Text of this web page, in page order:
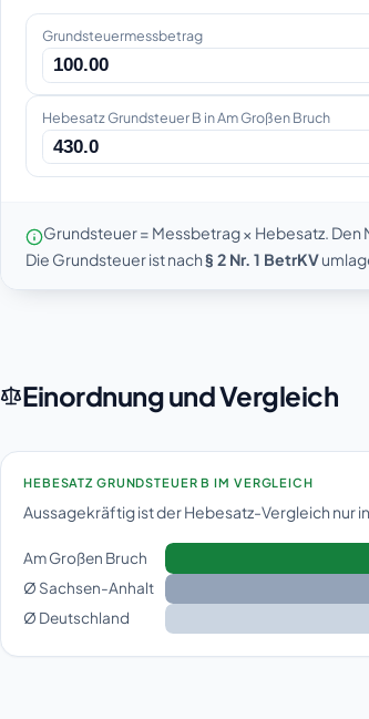
Grundsteuermessbetrag
Hebesatz Grundsteuer B in Am Großen Bruch
Grundsteuer = Messbetrag × Hebesatz.
Die Grundsteuer ist nach§ 2 Nr. 1 BetrKV
Einordnung und Vergleich
HEBESATZ GRUNDSTEUER B IM VERGLEICH
Aussagekräftig ist der Hebesatz-Vergleich nur
Am Großen Bruch
Ø Sachsen-Anhalt
Ø Deutschland